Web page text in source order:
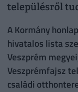
településről
A Kormány
hivatalos lista
Veszprém
Veszprémfajsz
családi